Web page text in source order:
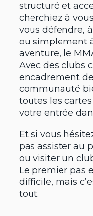
structuré et
cherchiez à
vous défendre,
ou simplement
aventure, le
Avec des clubs
encadrement
communauté
toutes les
votre entrée
Et si vous
pas assister au
ou visiter un
Le premier pas
difficile, mais
tout.